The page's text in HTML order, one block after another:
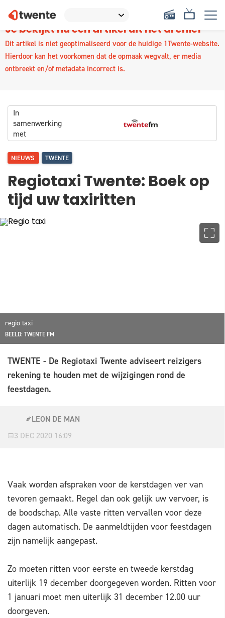
Je bekijkt nu een artikel uit het archief
Dit artikel is niet geoptimaliseerd voor de huidige 1Twente-website.
Hierdoor kan het voorkomen dat de opmaak wegvalt, er media
ontbreekt en/of metadata incorrect is.
In
samenwerking
met
NIEUWS TWENTE
Regiotaxi Twente: Boek op
tijd uw taxiritten
regio taxi
BEELD: TWENTE FM
TWENTE - De Regiotaxi Twente adviseert reizigers
rekening te houden met de wijzigingen rond de
feestdagen.
LEON DE MAN
3 DEC 2020 16:09
Vaak worden afspraken voor de kerstdagen ver van
tevoren gemaakt. Regel dan ook gelijk uw vervoer, is
de boodschap. Alle vaste ritten vervallen voor deze
dagen automatisch. De aanmeldtijden voor feestdagen
zijn namelijk aangepast.
Zo moeten ritten voor eerste en tweede kerstdag
uiterlijk 19 december doorgegeven worden. Ritten voor
1 januari moet men uiterlijk 31 december 12.00 uur
doorgeven.